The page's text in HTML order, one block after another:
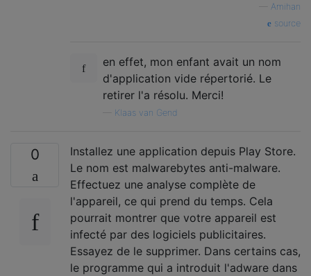
Amihan
source
en effet, mon enfant avait un nom
d'application vide répertorié. Le
retirer l'a résolu. Merci!
Klaas van Gend
0
Installez une application depuis Play Store.
Le nom est malwarebytes anti-malware.
Effectuez une analyse complète de
l'appareil, ce qui prend du temps. Cela
pourrait montrer que votre appareil est
infecté par des logiciels publicitaires.
Essayez de le supprimer. Dans certains cas,
le programme qui a introduit l'adware dans